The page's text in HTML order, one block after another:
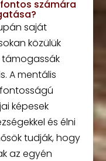
számára
saját
közülük
A mentális
képesek
és élni
tudják, hogy
az egyén